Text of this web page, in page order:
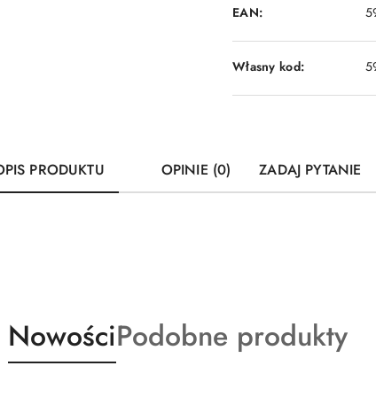
EAN:
Własny kod:
PRODUKTU OPINIE (0) ZADAJ PYTANIE
Produkty
o
NowościProdukty
o
Podobne produkty